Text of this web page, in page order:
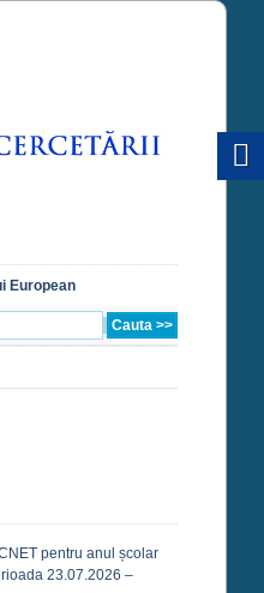
European
pentru anul școlar
23.07.2026 –